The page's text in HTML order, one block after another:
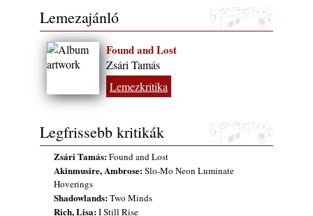
Eged Márton: Old Songs
2026. július 25.
FREE JAZZ ALBUMS 2026 - 134. rész
2026. július 16.
A free jazz kiemelkedő alakjai - 79. rész:
Marion Brown
Lemezajánló
Found and Lost
Zsári Tamás
Lemezkritika
Legfrissebb kritikák
Zsári Tamás:Found and Lost
Akinmusire, Ambrose:Slo-Mo Neon Luminate
Hoverings
Shadowlands:Two Minds
Rich, Lisa:I Still Rise